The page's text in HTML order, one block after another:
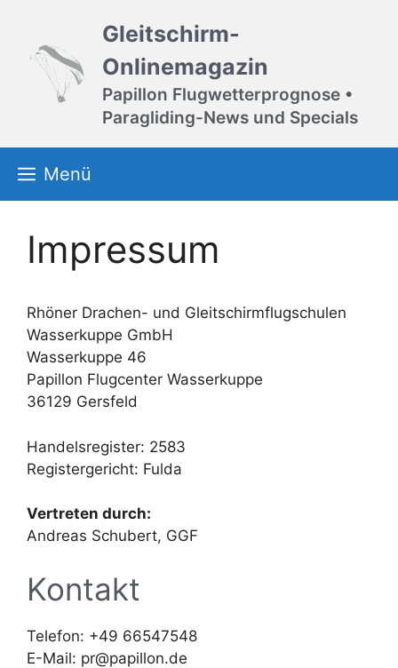
springen
Gleitschirm-
Onlinemagazin
Papillon Flugwetterprognose •
Paragliding-News und Specials
Menü
Impressum
Rhöner Drachen- und Gleitschirmflugschulen
Wasserkuppe GmbH
Wasserkuppe 46
Papillon Flugcenter Wasserkuppe
36129 Gersfeld
Handelsregister: 2583
Registergericht: Fulda
Vertreten durch:
Andreas Schubert, GGF
Kontakt
Telefon: +49 66547548
E-Mail: pr@papillon.de